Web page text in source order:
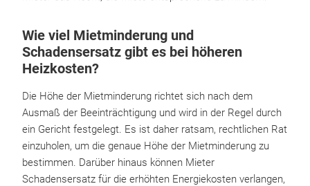
Wie viel Mietminderung und
Schadensersatz gibt es bei höheren
Heizkosten?
Die Höhe der Mietminderung richtet sich nach dem
Ausmaß der Beeinträchtigung und wird in der Regel durch
ein Gericht festgelegt. Es ist daher ratsam, rechtlichen Rat
einzuholen, um die genaue Höhe der Mietminderung zu
bestimmen. Darüber hinaus können Mieter
Schadensersatz für die erhöhten Energiekosten verlangen,